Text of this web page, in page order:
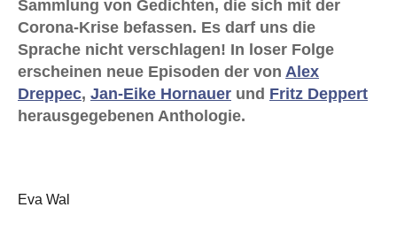
Sammlung von Gedichten, die sich mit der
Corona-Krise befassen. Es darf uns die
Sprache nicht verschlagen! In loser Folge
erscheinen neue Episoden der von Alex
Dreppec, Jan-Eike Hornauer und Fritz Deppert
herausgegebenen Anthologie.
Eva Wal